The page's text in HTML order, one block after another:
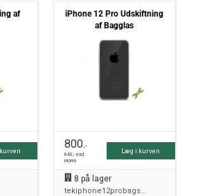
af
iPhone 12 Pro Udskiftning
af Bagglas
800,-
640,- excl.
moms
Læg i kurven
8 på lager
tekiphone12probagside